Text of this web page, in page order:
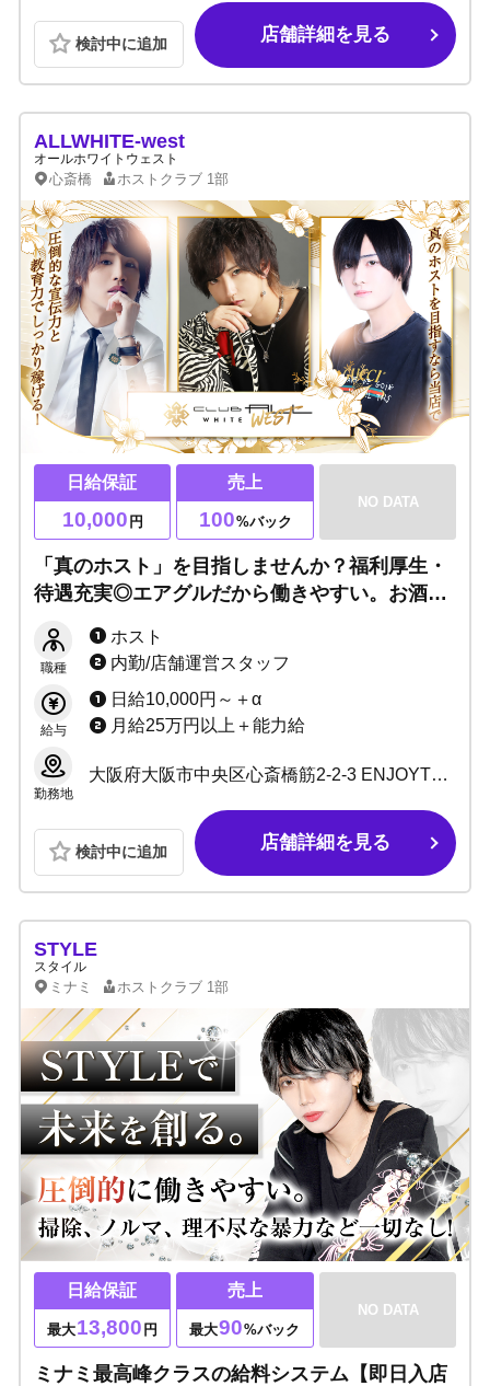
検討中に追加 店舗詳細を見る
ALLWHITE-west
オールホワイトウェスト
心斎橋 ホストクラブ 1部
日給保証
10,000 円
売上
100%バック
NO DATA
「真のホスト」を目指しませんか？福利厚生・
待遇充実◎エアグルだから働きやすい。お酒強
生活の心配もありません！
職種
ホスト
内勤/店舗運営スタッフ
給与
日給10,000円～＋α
月給25万円以上＋能力給
勤務地
大阪府大阪市中央区心斎橋筋2-2-3 ENJOYTRUSTビル3F
検討中に追加 店舗詳細を見る
STYLE
スタイル
ミナミ ホストクラブ 1部
日給保証
最大13,800 円
売上
最大90%バック
NO DATA
ミナミ最高峰クラスの給料システム【即日入店